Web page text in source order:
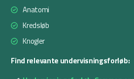
Anatomi
Kredsløb
Knogler
Find relevante undervisningsforløb: